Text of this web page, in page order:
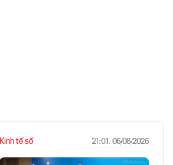
Kinh tế số 21:01, 06/08/2026